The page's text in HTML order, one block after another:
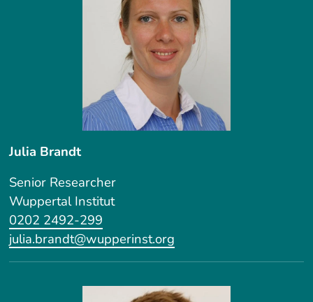
Julia Brandt
Senior Researcher
Wuppertal Institut
0202 2492-299
julia.brandt@wupperinst.org